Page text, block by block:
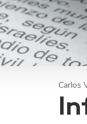
Carlos